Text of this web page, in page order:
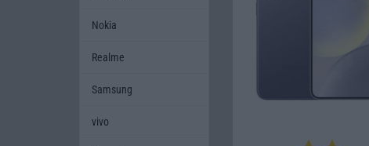
Nokia
Realme
Samsung
vivo